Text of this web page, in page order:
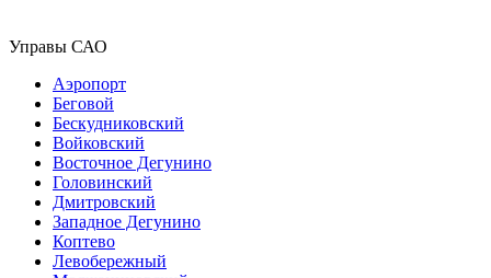
Управы САО
Аэропорт
Беговой
Бескудниковский
Войковский
Восточное Дегунино
Головинский
Дмитровский
Западное Дегунино
Коптево
Левобережный